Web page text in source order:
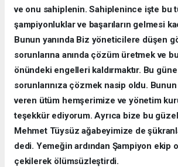
ve onu sahiplenin. Sahiplenince işte bu
şampiyonluklar ve başarıların gelmesi
Bunun yanında Biz yöneticilere düşen
sorunlarına anında çözüm üretmek ve
önündeki engelleri kaldırmaktır. Bu
sorunlarınıza çözmek nasip oldu.
veren ütüm hemşerimize ve yönetim
teşekkür ediyorum. Ayrıca bize bu güzel
Mehmet Tüysüz ağabeyimize de
dedi. Yemeğin ardından Şampiyon ekip
çekilerek ölümsüzleştirdi.